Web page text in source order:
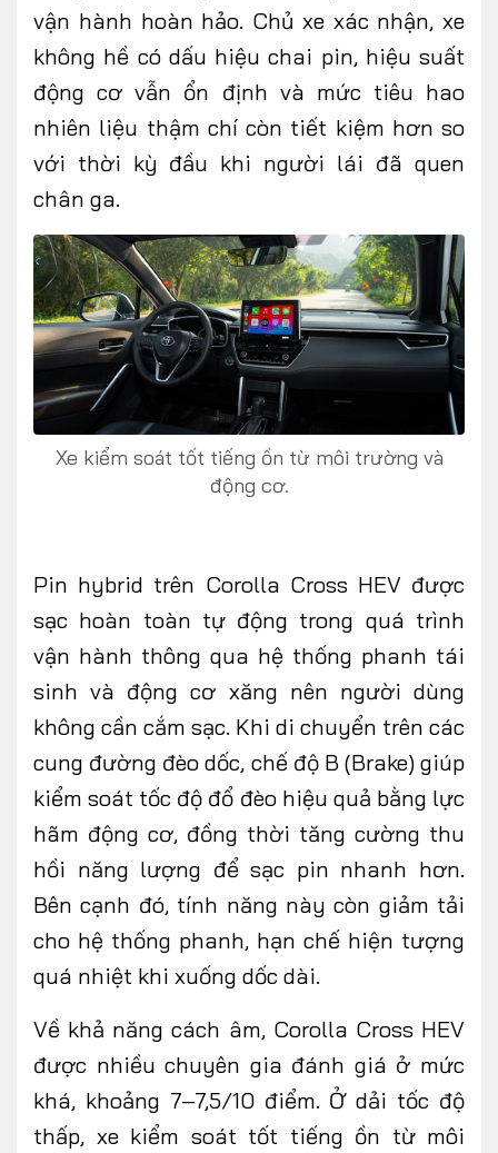
vận hành hoàn hảo. Chủ xe xác nhận, xe
không hề có dấu hiệu chai pin, hiệu suất
động cơ vẫn ổn định và mức tiêu hao
nhiên liệu thậm chí còn tiết kiệm hơn so
với thời kỳ đầu khi người lái đã quen
chân ga.
Xe kiểm soát tốt tiếng ồn từ môi trường và
động cơ.
Pin hybrid trên Corolla Cross HEV được
sạc hoàn toàn tự động trong quá trình
vận hành thông qua hệ thống phanh tái
sinh và động cơ xăng nên người dùng
không cần cắm sạc. Khi di chuyển trên các
cung đường đèo dốc, chế độ B (Brake) giúp
kiểm soát tốc độ đổ đèo hiệu quả bằng lực
hãm động cơ, đồng thời tăng cường thu
hồi năng lượng để sạc pin nhanh hơn.
Bên cạnh đó, tính năng này còn giảm tải
cho hệ thống phanh, hạn chế hiện tượng
quá nhiệt khi xuống dốc dài.
Về khả năng cách âm, Corolla Cross HEV
được nhiều chuyên gia đánh giá ở mức
khá, khoảng 7–7,5/10 điểm. Ở dải tốc độ
thấp, xe kiểm soát tốt tiếng ồn từ môi